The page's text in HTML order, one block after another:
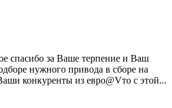
спасибо за Ваше терпение и Ваш
нужного привода в сборе на
конкуренты из евро@Vто с этой...